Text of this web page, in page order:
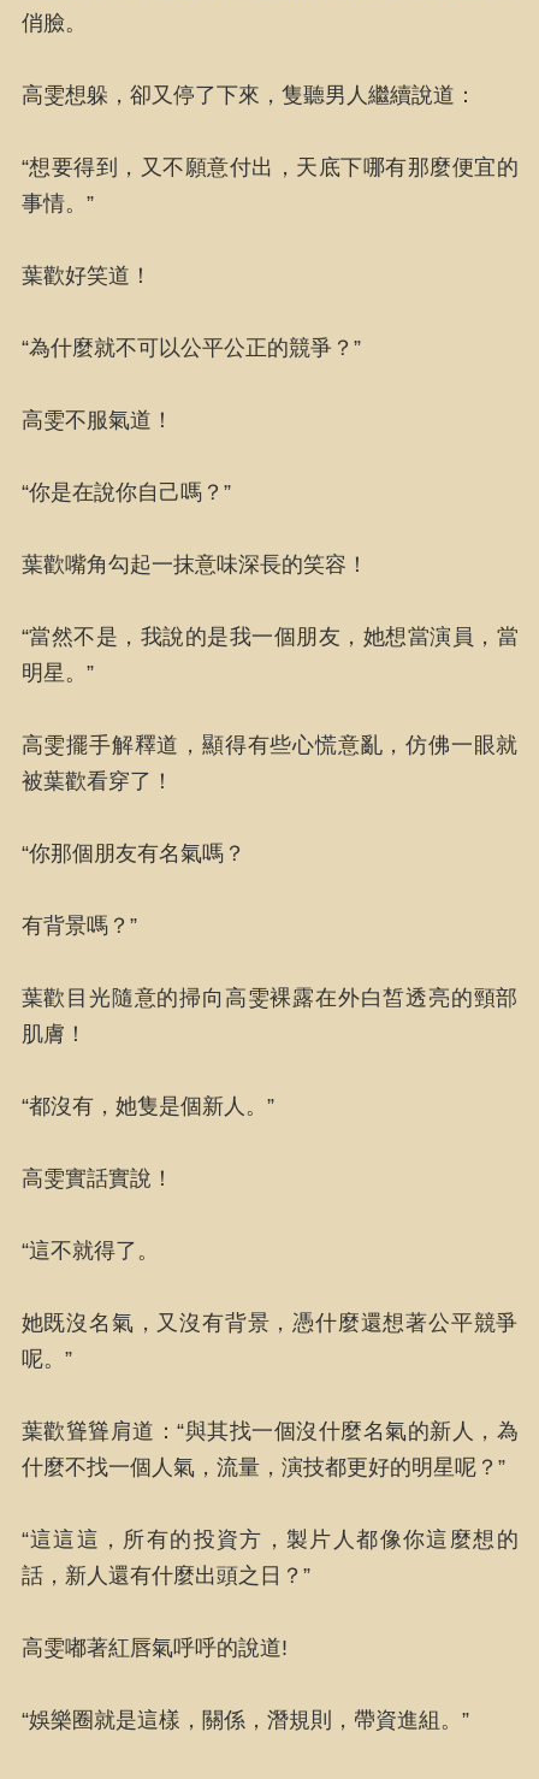
俏臉。
高雯想躲，卻又停了下來，隻聽男人繼續說道：
“想要得到，又不願意付出，天底下哪有那麼便宜的
事情。”
葉歡好笑道！
“為什麼就不可以公平公正的競爭？”
高雯不服氣道！
“你是在說你自己嗎？”
葉歡嘴角勾起一抹意味深長的笑容！
“當然不是，我說的是我一個朋友，她想當演員，當
明星。”
高雯擺手解釋道，顯得有些心慌意亂，仿佛一眼就
被葉歡看穿了！
“你那個朋友有名氣嗎？
有背景嗎？”
葉歡目光隨意的掃向高雯裸露在外白皙透亮的頸部
肌膚！
“都沒有，她隻是個新人。”
高雯實話實說！
“這不就得了。
她既沒名氣，又沒有背景，憑什麼還想著公平競爭
呢。”
葉歡聳聳肩道：“與其找一個沒什麼名氣的新人，為
什麼不找一個人氣，流量，演技都更好的明星呢？”
“這這這，所有的投資方，製片人都像你這麼想的
話，新人還有什麼出頭之日？”
高雯嘟著紅唇氣呼呼的說道!
“娛樂圈就是這樣，關係，潛規則，帶資進組。”